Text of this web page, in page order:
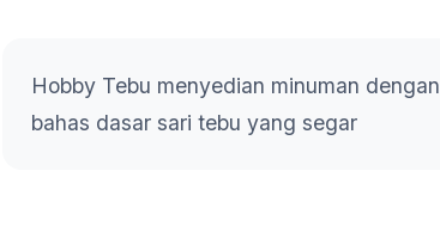
Hobby Tebu menyedian minuman dengan
bahas dasar sari tebu yang segar